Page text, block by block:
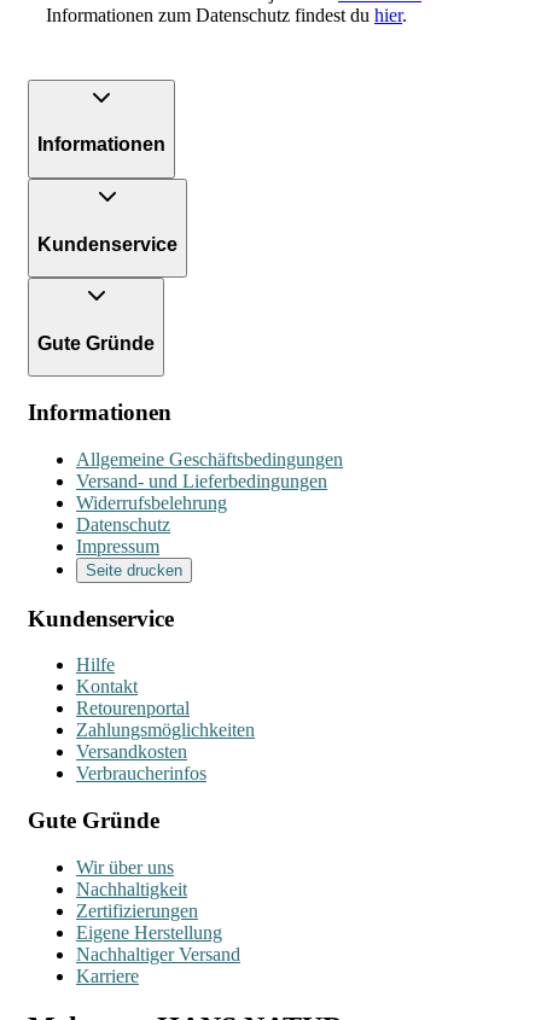
Informationen zum Datenschutz findest du hier.
Informationen
Kundenservice
Gute Gründe
Informationen
Allgemeine Geschäftsbedingungen
Versand- und Lieferbedingungen
Widerrufsbelehrung
Datenschutz
Impressum
Seite drucken
Kundenservice
Hilfe
Kontakt
Retourenportal
Zahlungsmöglichkeiten
Versandkosten
Verbraucherinfos
Gute Gründe
Wir über uns
Nachhaltigkeit
Zertifizierungen
Eigene Herstellung
Nachhaltiger Versand
Karriere